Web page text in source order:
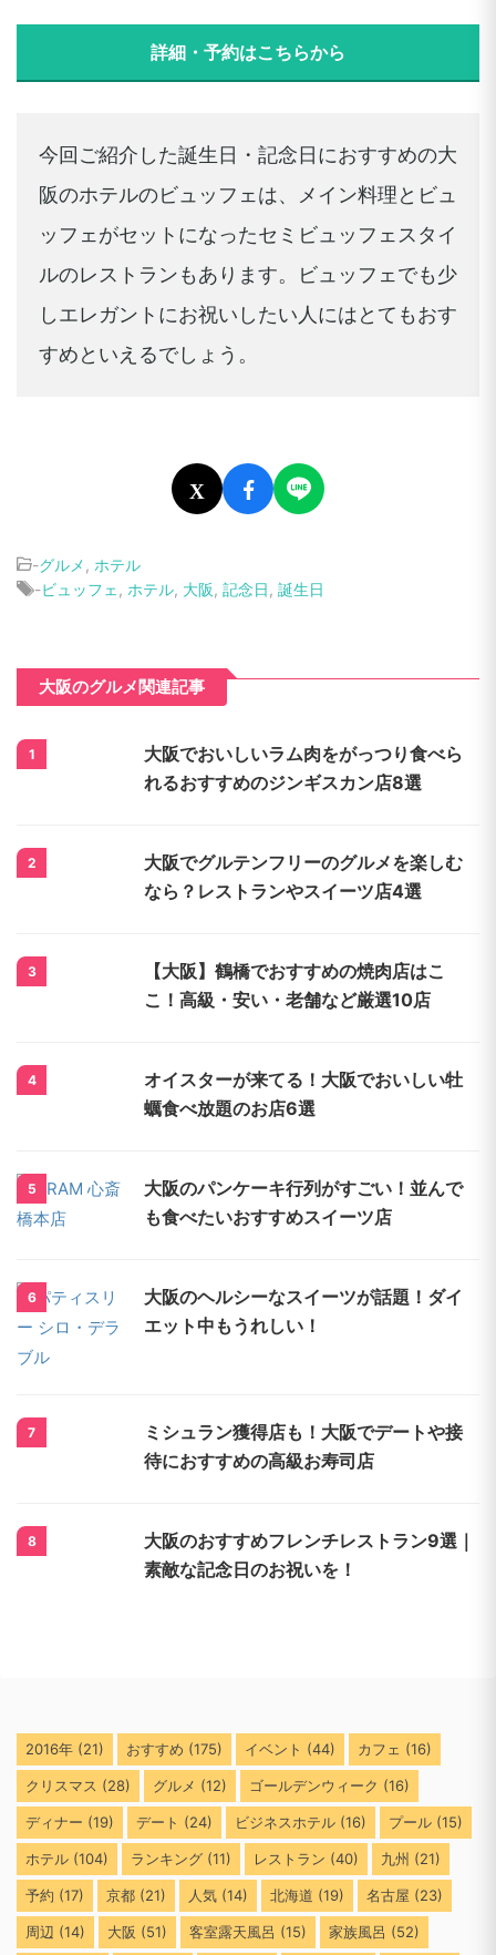
詳細・予約はこちらから
今回ご紹介した誕生日・記念日におすすめの大
阪のホテルのビュッフェは、メイン料理とビュ
ッフェがセットになったセミビュッフェスタイ
ルのレストランもあります。ビュッフェでも少
しエレガントにお祝いしたい人にはとてもおす
すめといえるでしょう。
X
-グルメ , ホテル
-ビュッフェ , ホテル, 大阪 , 記念日 , 誕生日
大阪のグルメ関連記事
1
大阪でおいしいラム肉をがっつり食べら
れるおすすめのジンギスカン店8選
2
大阪でグルテンフリーのグルメを楽しむ
なら？レストランやスイーツ店4選
3
【大阪】鶴橋でおすすめの焼肉店はこ
こ！高級・安い・老舗など厳選10店
4
オイスターが来てる！大阪でおいしい牡
蠣食べ放題のお店6選
5
大阪のパンケーキ行列がすごい！並んで
も食べたいおすすめスイーツ店
6
大阪のヘルシーなスイーツが話題！ダイ
エット中もうれしい！
7
ミシュラン獲得店も！大阪でデートや接
待におすすめの高級お寿司店
8
大阪のおすすめフレンチレストラン9選｜
素敵な記念日のお祝いを！
2016年 (21) おすすめ (175) イベント (44) カフェ (16)
クリスマス (28) グルメ (12) ゴールデンウィーク (16)
ディナー (19) デート (24) ビジネスホテル (16) プール (15)
ホテル (104) ランキング (11) レストラン (40) 九州 (21)
予約 (17) 京都 (21) 人気 (14) 北海道 (19) 名古屋 (23)
周辺 (14) 大阪 (51) 客室露天風呂 (15) 家族風呂 (52)